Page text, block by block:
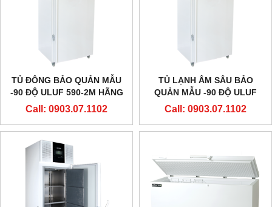
TỦ ĐÔNG BẢO QUẢN MẪU
-90 ĐỘ ULUF 590-2M HÃNG
ARCTIKO - ĐAN MẠCH
Call: 0903.07.1102
TỦ LẠNH ÂM SÂU BẢO
QUẢN MẪU -90 ĐỘ ULUF
490-2M HÃNG ARCTIKO -
Call: 0903.07.1102